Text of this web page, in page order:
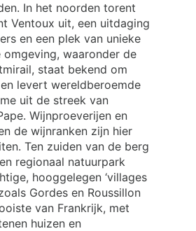
In het noorden torent
Ventoux uit, een uitdaging
en een plek van unieke
omgeving, waaronder de
staat bekend om
levert wereldberoemde
uit de streek van
Wijnproeverijen en
de wijnranken zijn hier
Ten zuiden van de berg
regionaal natuurpark
hooggelegen ‘villages
Gordes en Roussillon
van Frankrijk, met
huizen en